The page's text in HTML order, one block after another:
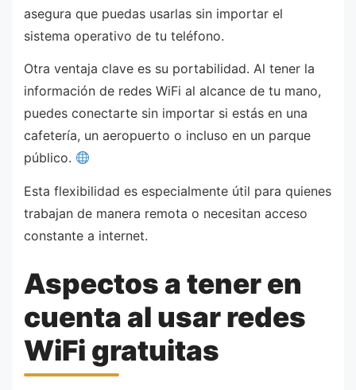
asegura que puedas usarlas sin importar el
sistema operativo de tu teléfono.
Otra ventaja clave es su portabilidad. Al tener la
información de redes WiFi al alcance de tu mano,
puedes conectarte sin importar si estás en una
cafetería, un aeropuerto o incluso en un parque
público.
Esta flexibilidad es especialmente útil para quienes
trabajan de manera remota o necesitan acceso
constante a internet.
Aspectos a tener en
cuenta al usar redes
WiFi gratuitas